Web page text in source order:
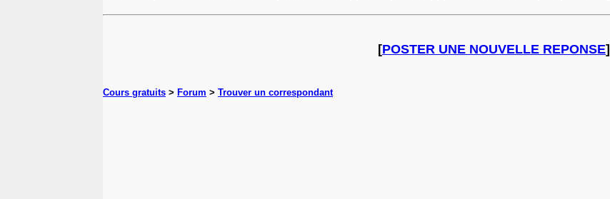
[POSTER UNE NOUVELLE REPONSE]
Cours gratuits > Forum > Trouver un correspondant